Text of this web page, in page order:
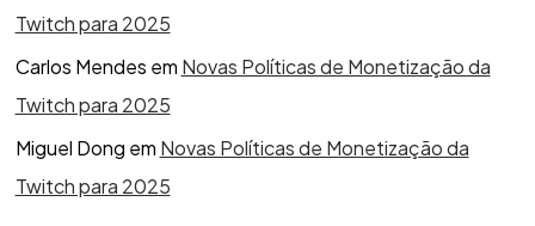
Twitch para 2025
Carlos Mendes em Novas Políticas de Monetização da
Twitch para 2025
Miguel Dong em Novas Políticas de Monetização da
Twitch para 2025